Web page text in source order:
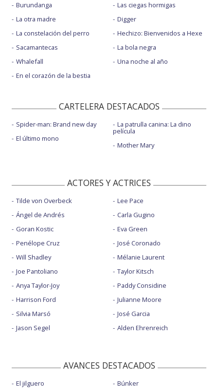
Burundanga
La otra madre
La constelación del perro
Sacamantecas
Whalefall
En el corazón de la bestia
Las ciegas hormigas
Digger
Hechizo: Bienvenidos a Hexe
La bola negra
Una noche al año
CARTELERA DESTACADOS
Spider-man: Brand new day
El último mono
La patrulla canina: La dino
película
Mother Mary
ACTORES Y ACTRICES
Tilde von Overbeck
Ángel de Andrés
Goran Kostic
Penélope Cruz
Will Shadley
Joe Pantoliano
Anya Taylor-Joy
Harrison Ford
Silvia Marsó
Jason Segel
Lee Pace
Carla Gugino
Eva Green
José Coronado
Mélanie Laurent
Taylor Kitsch
Paddy Considine
Julianne Moore
José Garcia
Alden Ehrenreich
AVANCES DESTACADOS
El jilguero
Búnker